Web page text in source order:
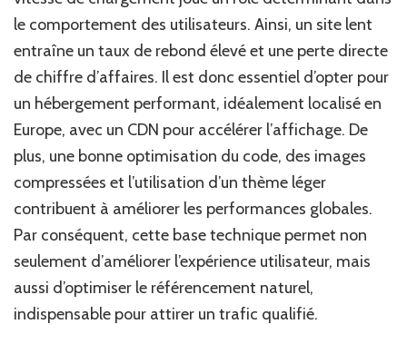
le comportement des utilisateurs. Ainsi, un site lent
entraîne un taux de rebond élevé et une perte directe
de chiffre d’affaires. Il est donc essentiel d’opter pour
un hébergement performant, idéalement localisé en
Europe, avec un CDN pour accélérer l’affichage. De
plus, une bonne optimisation du code, des images
compressées et l’utilisation d’un thème léger
contribuent à améliorer les performances globales.
Par conséquent, cette base technique permet non
seulement d’améliorer l’expérience utilisateur, mais
aussi d’optimiser le référencement naturel,
indispensable pour attirer un trafic qualifié.